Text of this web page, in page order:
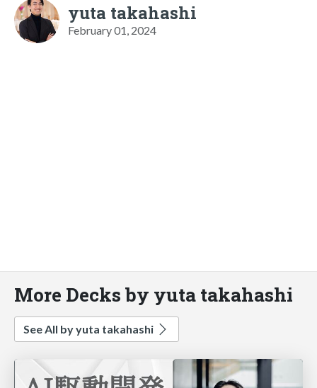
yuta takahashi
February 01, 2024
More Decks by yuta takahashi
See All by yuta takahashi